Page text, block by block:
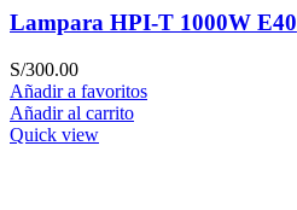
Lampara HPI-T 1000W E40
S/300.00
Añadir a favoritos
Añadir al carrito
Quick view